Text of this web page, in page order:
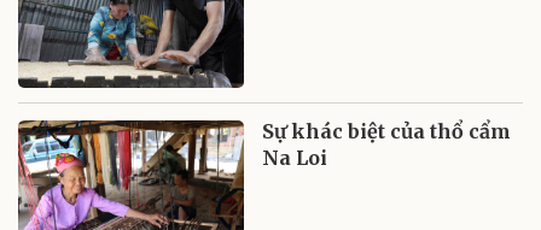
Sự khác biệt của thổ cẩm
Na Loi